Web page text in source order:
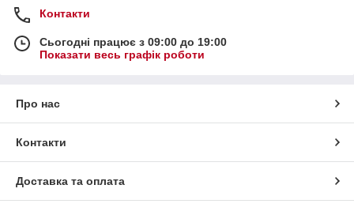
Контакти
Сьогодні працює з 09:00 до 19:00
Показати весь графік роботи
Про нас
Контакти
Доставка та оплата